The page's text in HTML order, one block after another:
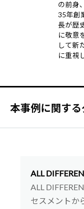
の前身
35年創
長が歴
に敬意
して新
に重視
本事例に関す
ALL
ALL
セスメントか